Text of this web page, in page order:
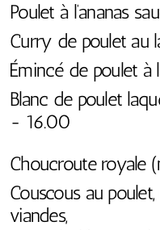
Poulet à l’ananas
Curry de poulet
Émincé de poulet
Blanc de poulet
- 16.00
Choucroute royale
Couscous au
viandes,